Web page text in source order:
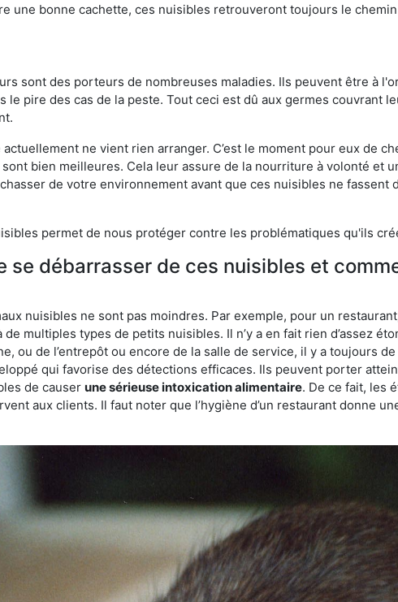
une bonne cachette, ces nuisibles retrouveront toujours le
sont des porteurs de nombreuses maladies. Ils peuvent être à
le pire des cas de la peste. Tout ceci est dû aux germes couvrant
ne vient rien arranger. C’est le moment pour eux de
bien meilleures. Cela leur assure de la nourriture à volonté et
de votre environnement avant que ces nuisibles ne fassent
permet de nous protéger contre les problématiques qu'ils
se débarrasser de ces nuisibles et
nuisibles ne sont pas moindres. Par exemple, pour un
multiples types de petits nuisibles. Il n’y a en fait rien d’assez
ou de l’entrepôt ou encore de la salle de service, il y a toujours
qui favorise des détections efficaces. Ils peuvent porter
de causer une sérieuse intoxication alimentaire. De ce fait, les
aux clients. Il faut noter que l’hygiène d’un restaurant donne